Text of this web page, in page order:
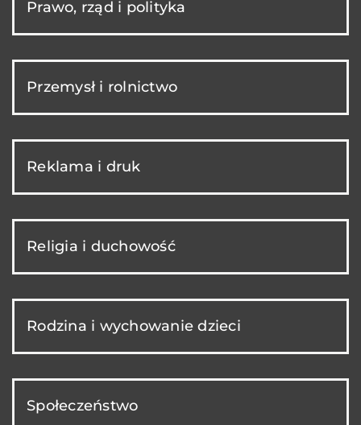
Prawo, rząd i polityka
Przemysł i rolnictwo
Reklama i druk
Religia i duchowość
Rodzina i wychowanie dzieci
Społeczeństwo